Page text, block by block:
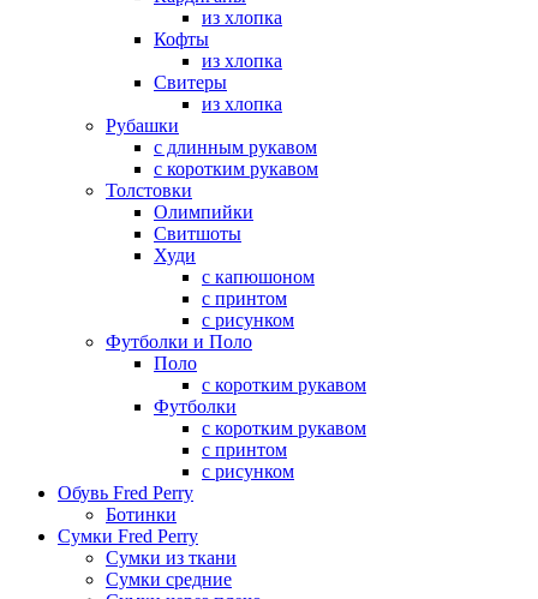
из хлопка
Кофты
из хлопка
Свитеры
из хлопка
Рубашки
с длинным рукавом
с коротким рукавом
Толстовки
Олимпийки
Свитшоты
Худи
с капюшоном
с принтом
с рисунком
Футболки и Поло
Поло
с коротким рукавом
Футболки
с коротким рукавом
с принтом
с рисунком
Обувь Fred Perry
Ботинки
Сумки Fred Perry
Сумки из ткани
Сумки средние